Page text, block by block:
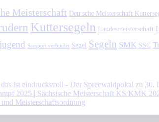
Meisterschaft Deutsche Meisterschaft
Kuttersegeln Landesmeisterschaft
Seesport verbindet Segel Segeln SMK SSC
ist eindrucksvoll - Der Spreewaldpokal zu 30.
2025 | Sächsische Meisterschaft KS/KMK
Meisterschaftsordnung